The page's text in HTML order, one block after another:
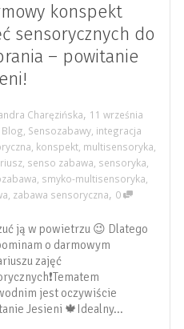
konspekt
sensorycznych do
– powitanie
Charęzińska, 11 września
Blog, Sensozabawy, integracja
, konspekt, multisensoryka,
, senso zabawa, sensoryka,
, smyko-multisensoryka,
, zabawa sensoryczna, 0
ją w powietrzu 😉 Dlatego
o darmowym
zajęć
jest oczywiście
Jesieni 🍁Idealny...